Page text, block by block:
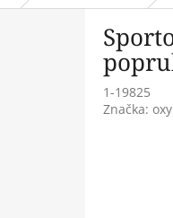
1-19825
Značka: